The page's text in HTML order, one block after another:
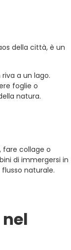
della città, è un
a un lago.
foglie o
natura.
fare collage o
di immergersi in
naturale.